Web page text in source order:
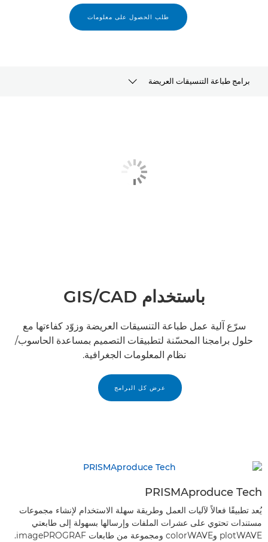
طلب الحصول على معلومات
برامج طباعة التنسيقات العريضة
باستخدام CAD‏/GIS
سرّع آلية عمل طباعة التنسيقات العريضة وزوّد كفاءتها مع
حلول برامجنا المحسّنة لتطبيقات التصميم بمساعدة الحاسوب/
نظام المعلومات الجغرافية.
عرض كل البرامج
PRISMAproduce Tech
يُعد تطبيقًا فعالاً لآليات العمل وطريقة سهلة الاستخدام لإنشاء مجموعات
مستندات تحتوي على عشرات الملفات وإرسالها بسهولة إلى طابعتي
plotWAVE وcolorWAVE ومجموعة من طابعات imagePROGRAF.